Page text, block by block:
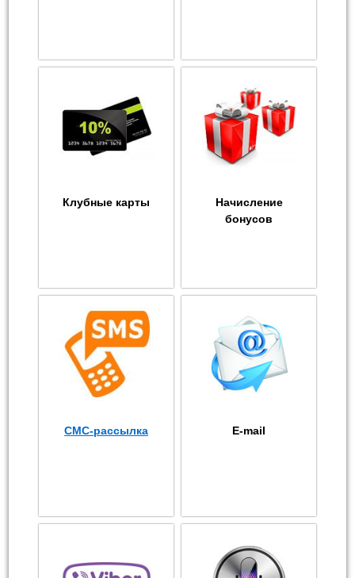
Клубные карты
Начисление
бонусов
СМС-рассылка E-mail